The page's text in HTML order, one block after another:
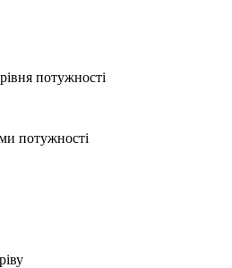
потужності
потужності